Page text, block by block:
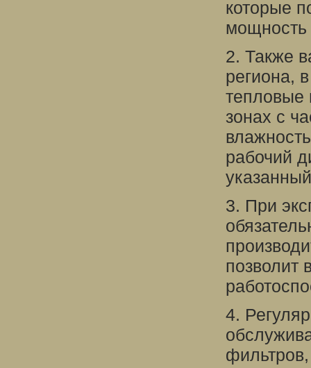
которые
мощность
2. Также
региона,
тепловые
зонах с
рабочий
3. При
позволит
4.